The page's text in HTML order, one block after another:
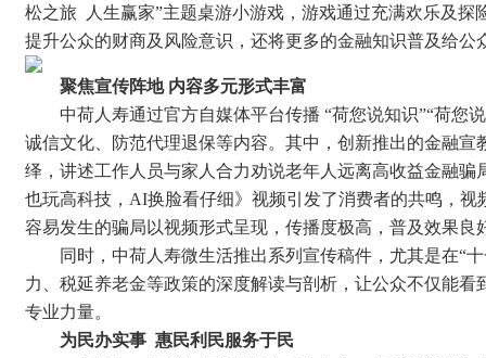
松之旅 人生赢家”主题桌游小游戏，游戏通过充满欢乐及探
提升公众的财商及风险意识，还将更多的金融知识普及给公
聚焦宣传阵地 内容多元形式丰富
中荷人寿通过官方自媒体平台传播 “荷您说知识”“荷您
诚信文化、防范代理退保等内容。其中，创新推出的金融
绎，讲述工作人员与家人合力劝说老年人远离高收益金融骗
也玩高科技，AI换脸看仔细》视频引发了消费者的共鸣，
容易发生的骗局以视频形式呈现，传播度极高，普及效果良
同时，中荷人寿微生活推出系列宣传稿件，尤其是在“
力、税延养老金等政策的深度解读与剖析，让公众不仅能
专业力量。
为民办实事 惠民利民服务于民